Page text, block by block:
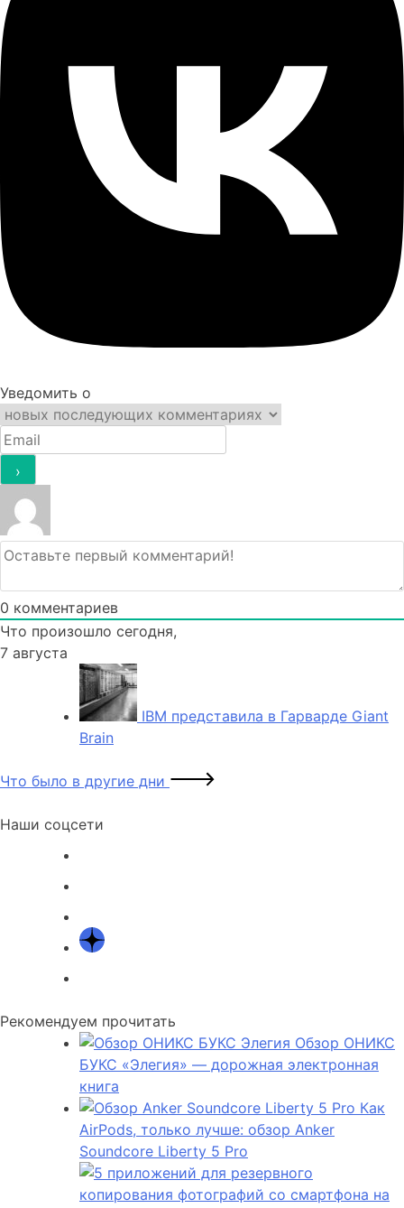
Уведомить о
0 комментариев
Что произошло сегодня,
7 августа
IBM представила в Гарварде Giant
Brain
Что было в другие дни
Наши соцсети
Рекомендуем прочитать
Обзор ОНИКС
БУКС «Элегия» — дорожная электронная
книга
Как
AirPods, только лучше: обзор Anker
Soundcore Liberty 5 Pro